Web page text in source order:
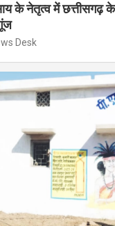
के नेतृत्व में छत्तीसगढ़
Desk